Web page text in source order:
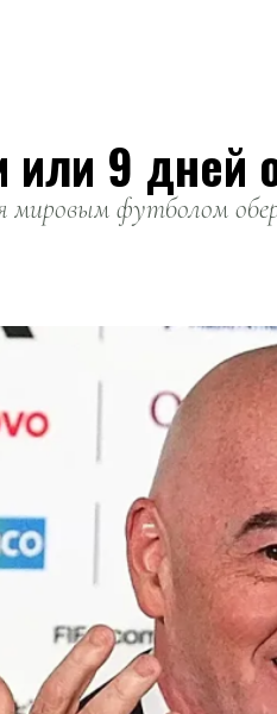
или 9 дней
футболом